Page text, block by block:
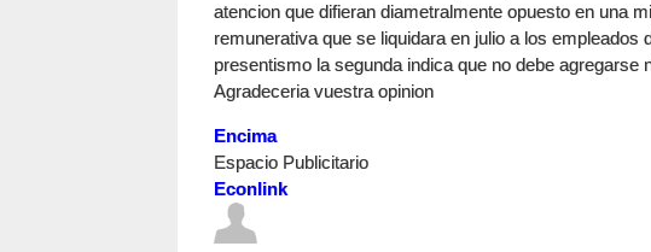
atencion que difieran diametralmente opuesto en una
remunerativa que se liquidara en julio a los empleados
presentismo la segunda indica que no debe agregarse
Agradeceria vuestra opinion
Encima
Espacio Publicitario
Econlink